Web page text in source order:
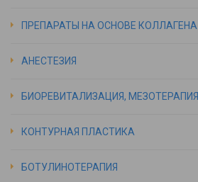
ПРЕПАРАТЫ НА ОСНОВЕ КОЛЛАГЕНА
АНЕСТЕЗИЯ
БИОРЕВИТАЛИЗАЦИЯ, МЕЗОТЕРАПИЯ
КОНТУРНАЯ ПЛАСТИКА
БОТУЛИНОТЕРАПИЯ